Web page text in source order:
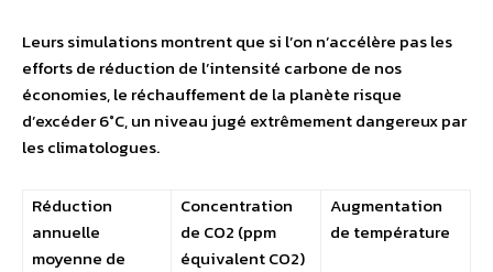
Leurs simulations montrent que si l’on n’accélère pas les
efforts de réduction de l’intensité carbone de nos
économies, le réchauffement de la planète risque
d’excéder 6°C, un niveau jugé extrêmement dangereux par
les climatologues.
Réduction
annuelle
moyenne de
Concentration
de CO2 (ppm
équivalent CO2)
Augmentation
de température